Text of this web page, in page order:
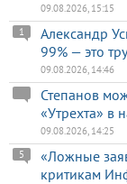
09.08.2026, 15:15
Александр
99% — это
1
09.08.2026, 14:46
Степанов
«Утрехта» в
09.08.2026, 14:25
«Ложные
критикам
5